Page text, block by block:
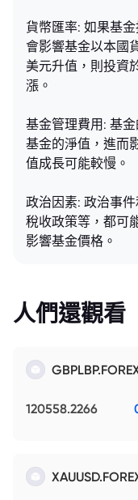
貨幣匯率: 如果基
會影響基金以本國
美元升值，則投資
漲。
基金管理費用: 基
基金的淨值，進而
值成長可能較慢。
政治因素: 政治事
稅收政策等，都可
影響基金價格。
人們還觀看
120558.2266